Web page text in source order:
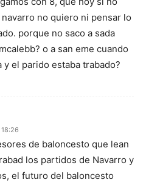
no quiero ni pensar lo
porque no saco a sada
o a san eme cuando
y el parido estaba trabado?
de baloncesto que lean
los partidos de Navarro y
el futuro del baloncesto